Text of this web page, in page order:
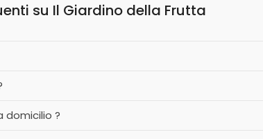
su Il Giardino della Frutta
domicilio ?